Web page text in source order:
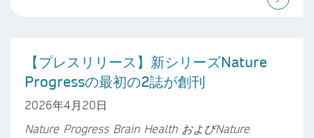
【プレスリリース】新シリーズNature
Progressの最初の2誌が創刊
2026年4月20日
Nature Progress Brain Health およびNature